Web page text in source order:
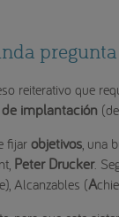
reiterativo que
implantación
fijarobjetivos , una
Peter Drucker.
Alcanzables (A